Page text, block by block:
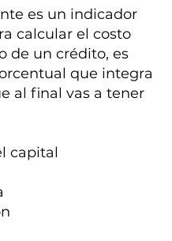
es un indicador
calcular el costo
de un crédito, es
que integra
al final vas a tener
capital